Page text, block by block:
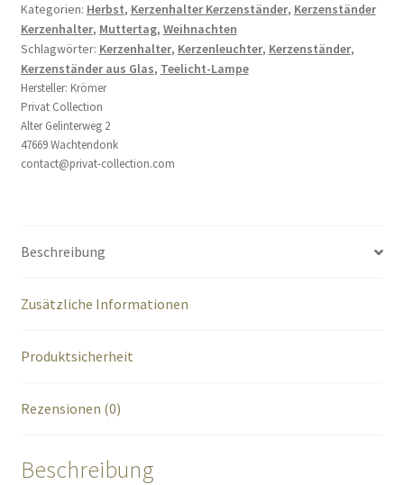
3-
Teilig
27
cm
Menge
Kategorien: Herbst, Kerzenhalter Kerzenständer, Kerzenständer
Kerzenhalter, Muttertag, Weihnachten
Schlagwörter: Kerzenhalter, Kerzenleuchter, Kerzenständer,
Kerzenständer aus Glas, Teelicht-Lampe
Hersteller: Krömer
Privat Collection
Alter Gelinterweg 2
47669 Wachtendonk
contact@privat-collection.com
Beschreibung
Zusätzliche Informationen
Produktsicherheit
Rezensionen (0)
Beschreibung